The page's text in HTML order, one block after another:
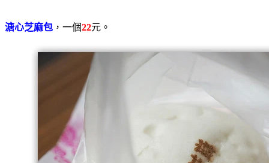
溏心芝麻包 ，一個22元。